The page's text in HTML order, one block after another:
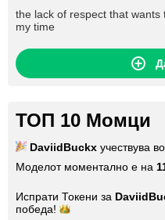
the lack of respect that
my time
ТОП 10 Момци
DaviidBuckx учествува
Моделот моментално е на
Испрати Токени за
победа!